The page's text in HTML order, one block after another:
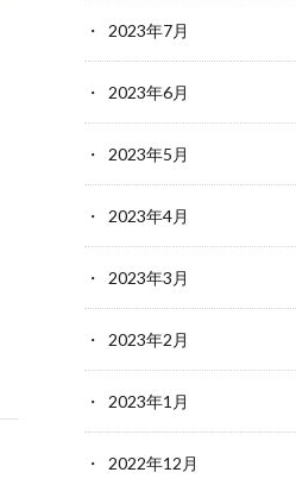
2023年7月
2023年6月
2023年5月
2023年4月
2023年3月
2023年2月
2023年1月
2022年12月